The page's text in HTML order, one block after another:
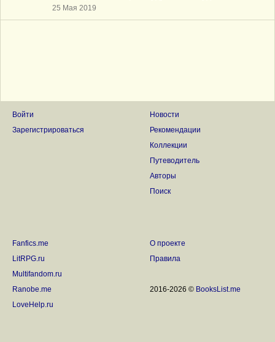
25 Мая 2019
Войти
Зарегистрироваться
Новости
Рекомендации
Коллекции
Путеводитель
Авторы
Поиск
Fanfics.me
LitRPG.ru
Multifandom.ru
Ranobe.me
LoveHelp.ru
О проекте
Правила
2016-2026 © BooksList.me